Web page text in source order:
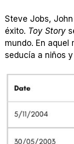
Steve Jobs,
éxito. Toy Story
mundo. En
seducía a niños